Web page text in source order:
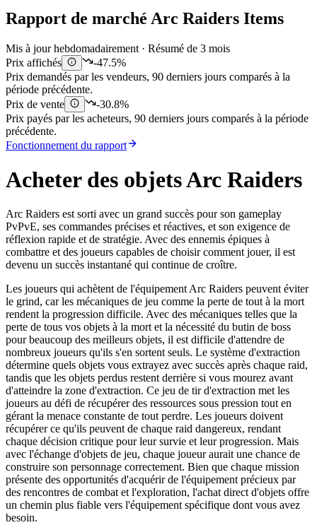
Rapport de marché Arc Raiders Items
Mis à jour hebdomadairement · Résumé de 3 mois
Prix affichés
-47.5%
Prix demandés par les vendeurs, 90 derniers jours comparés à la
période précédente.
Prix de vente
-30.8%
Prix payés par les acheteurs, 90 derniers jours comparés à la période
précédente.
Fonctionnement du rapport
Acheter des objets Arc Raiders
Arc Raiders est sorti avec un grand succès pour son gameplay
PvPvE, ses commandes précises et réactives, et son exigence de
réflexion rapide et de stratégie. Avec des ennemis épiques à
combattre et des joueurs capables de choisir comment jouer, il est
devenu un succès instantané qui continue de croître.
Les joueurs qui achètent de l'équipement Arc Raiders peuvent éviter
le grind, car les mécaniques de jeu comme la perte de tout à la mort
rendent la progression difficile. Avec des mécaniques telles que la
perte de tous vos objets à la mort et la nécessité du butin de boss
pour beaucoup des meilleurs objets, il est difficile d'attendre de
nombreux joueurs qu'ils s'en sortent seuls. Le système d'extraction
détermine quels objets vous extrayez avec succès après chaque raid,
tandis que les objets perdus restent derrière si vous mourez avant
d'atteindre la zone d'extraction. Ce jeu de tir d'extraction met les
joueurs au défi de récupérer des ressources sous pression tout en
gérant la menace constante de tout perdre. Les joueurs doivent
récupérer ce qu'ils peuvent de chaque raid dangereux, rendant
chaque décision critique pour leur survie et leur progression. Mais
avec l'échange d'objets de jeu, chaque joueur aurait une chance de
construire son personnage correctement. Bien que chaque mission
présente des opportunités d'acquérir de l'équipement précieux par
des rencontres de combat et l'exploration, l'achat direct d'objets offre
un chemin plus fiable vers l'équipement spécifique dont vous avez
besoin.